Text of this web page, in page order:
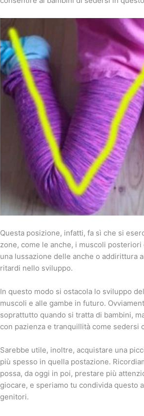
Questa posizione, infatti, fa sì che si
zone, come le anche, i muscoli
una lussazione delle anche o addirittura
ritardi nello sviluppo.
In questo modo si ostacola lo sviluppo
muscoli e alle gambe in futuro.
soprattutto quando si tratta di bambini,
con pazienza e tranquillità come sedersi
Sarebbe utile, inoltre, acquistare una
più spesso in quella postazione.
possa, da oggi in poi, prestare più
giocare, e speriamo tu condivida
genitori.